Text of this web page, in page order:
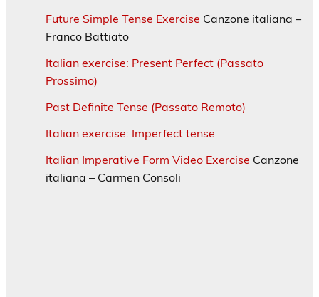
Future Simple Tense Exercise Canzone italiana –
Franco Battiato
Italian exercise: Present Perfect (Passato
Prossimo)
Past Definite Tense (Passato Remoto)
Italian exercise: Imperfect tense
Italian Imperative Form Video Exercise Canzone
italiana – Carmen Consoli